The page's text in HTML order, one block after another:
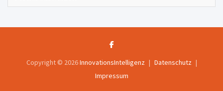
Copyright © 2026InnovationsIntelligenz
Datenschutz
Impressum